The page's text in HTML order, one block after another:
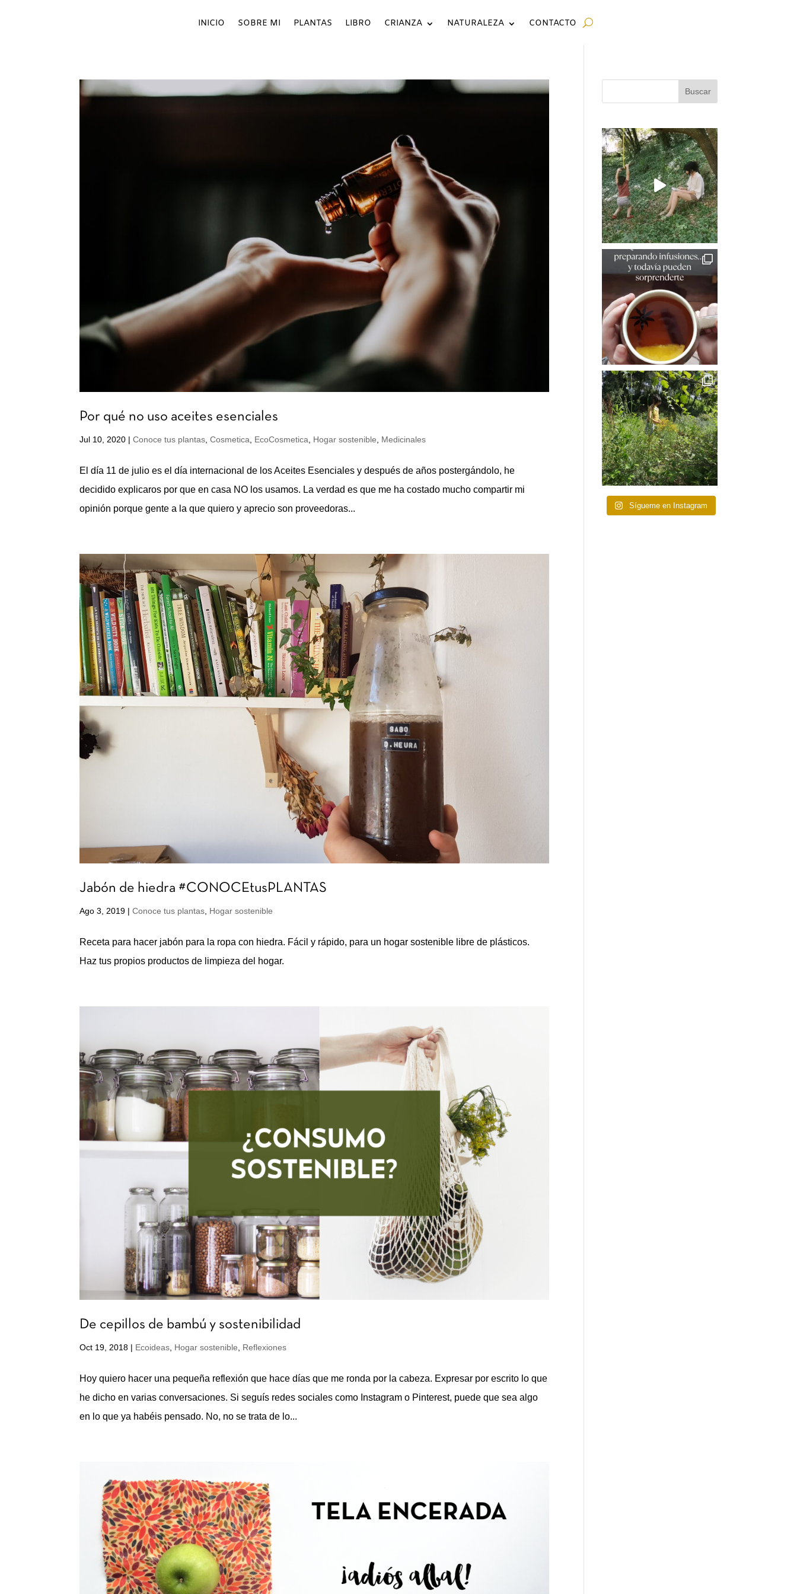
INICIO SOBRE MI PLANTAS LIBRO CRIANZA NATURALEZA CONTACTO
Por qué no uso aceites esenciales
Jul 10, 2020 |Conoce tus plantas,Cosmetica, EcoCosmetica, Hogar sostenible, Medicinales
El día 11 de julio es el día internacional de los Aceites Esenciales y después de años postergándolo, he
decidido explicaros por que en casa NO los usamos. La verdad es que me ha costado mucho compartir mi
opinión porque gente a la que quiero y aprecio son proveedoras...
Jabón de hiedra #CONOCEtusPLANTAS
Ago 3, 2019 |Conoce tus plantas, Hogar sostenible
Receta para hacer jabón para la ropa con hiedra. Fácil y rápido, para un hogar sostenible libre de plásticos.
Haz tus propios productos de limpieza del hogar.
De cepillos de bambú y sostenibilidad
Oct 19, 2018 | Ecoideas Hogar sostenible Reflexiones
Hoy quiero hacer una pequeña reflexión que hace días que me ronda por la cabeza. Expresar por escrito lo que
he dicho en varias conversaciones. Si seguís redes sociales como Instagram o Pinterest, puede que sea algo
en lo que ya habéis pensado. No, no se trata de lo...
Buscar
Sígueme en Instagram